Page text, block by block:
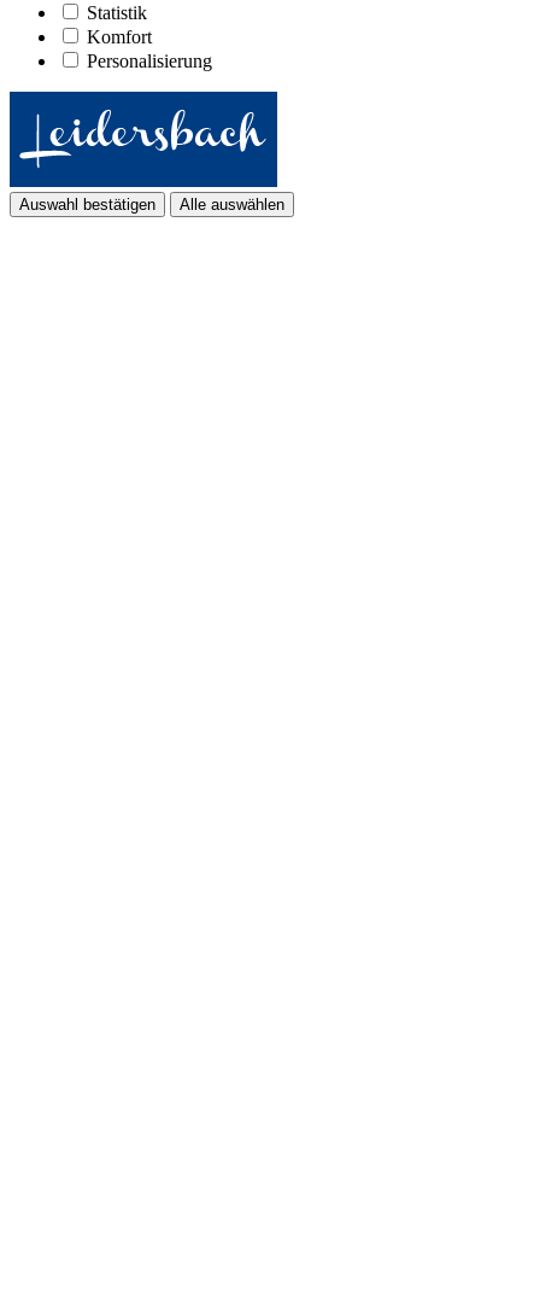
Statistik
Komfort
Personalisierung
Auswahl bestätigen Alle auswählen